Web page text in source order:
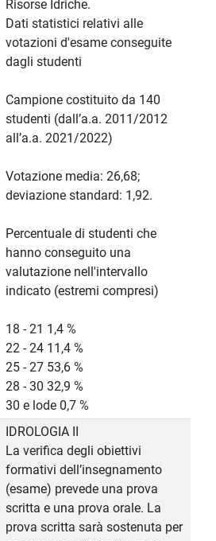
Risorse Idriche.
Dati statistici relativi alle
votazioni d'esame conseguite
dagli studenti
Campione costituito da 140
studenti (dall’a.a. 2011/2012
all’a.a. 2021/2022)
Votazione media: 26,68;
deviazione standard: 1,92.
Percentuale di studenti che
hanno conseguito una
valutazione nell'intervallo
indicato (estremi compresi)
18 - 21 1,4 %
22 - 24 11,4 %
25 - 27 53,6 %
28 - 30 32,9 %
30 e lode 0,7 %
IDROLOGIA II
La verifica degli obiettivi
formativi dell’insegnamento
(esame) prevede una prova
scritta e una prova orale. La
prova scritta sarà sostenuta per